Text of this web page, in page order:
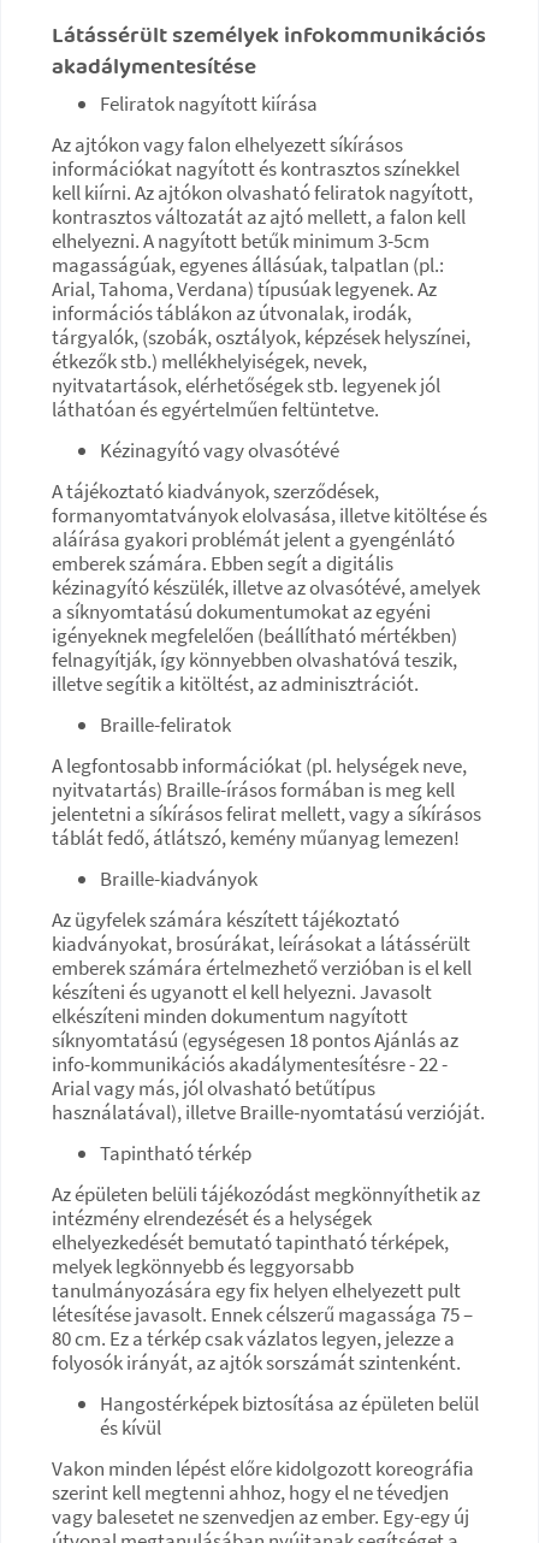
Látássérült személyek infokommunikációs
akadálymentesítése
Feliratok nagyított kiírása
Az ajtókon vagy falon elhelyezett síkírásos
információkat nagyított és kontrasztos színekkel
kell kiírni. Az ajtókon olvasható feliratok nagyított,
kontrasztos változatát az ajtó mellett, a falon kell
elhelyezni. A nagyított betűk minimum 3-5cm
magasságúak, egyenes állásúak, talpatlan (pl.:
Arial, Tahoma, Verdana) típusúak legyenek. Az
információs táblákon az útvonalak, irodák,
tárgyalók, (szobák, osztályok, képzések helyszínei,
étkezők stb.) mellékhelyiségek, nevek,
nyitvatartások, elérhetőségek stb. legyenek jól
láthatóan és egyértelműen feltüntetve.
Kézinagyító vagy olvasótévé
A tájékoztató kiadványok, szerződések,
formanyomtatványok elolvasása, illetve kitöltése és
aláírása gyakori problémát jelent a gyengénlátó
emberek számára. Ebben segít a digitális
kézinagyító készülék, illetve az olvasótévé, amelyek
a síknyomtatású dokumentumokat az egyéni
igényeknek megfelelően (beállítható mértékben)
felnagyítják, így könnyebben olvashatóvá teszik,
illetve segítik a kitöltést, az adminisztrációt.
Braille-feliratok
A legfontosabb információkat (pl. helységek neve,
nyitvatartás) Braille-írásos formában is meg kell
jelentetni a síkírásos felirat mellett, vagy a síkírásos
táblát fedő, átlátszó, kemény műanyag lemezen!
Braille-kiadványok
Az ügyfelek számára készített tájékoztató
kiadványokat, brosúrákat, leírásokat a látássérült
emberek számára értelmezhető verzióban is el kell
készíteni és ugyanott el kell helyezni. Javasolt
elkészíteni minden dokumentum nagyított
síknyomtatású (egységesen 18 pontos Ajánlás az
info-kommunikációs akadálymentesítésre - 22 -
Arial vagy más, jól olvasható betűtípus
használatával), illetve Braille-nyomtatású verzióját.
Tapintható térkép
Az épületen belüli tájékozódást megkönnyíthetik az
intézmény elrendezését és a helységek
elhelyezkedését bemutató tapintható térképek,
melyek legkönnyebb és leggyorsabb
tanulmányozására egy fix helyen elhelyezett pult
létesítése javasolt. Ennek célszerű magassága 75 –
80 cm. Ez a térkép csak vázlatos legyen, jelezze a
folyosók irányát, az ajtók sorszámát szintenként.
Hangostérképek biztosítása az épületen belül
és kívül
Vakon minden lépést előre kidolgozott koreográfia
szerint kell megtenni ahhoz, hogy el ne tévedjen
vagy balesetet ne szenvedjen az ember. Egy-egy új